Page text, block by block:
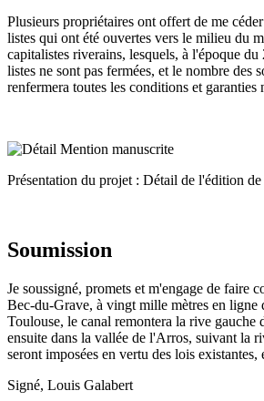
Plusieurs propriétaires ont offert de me
listes qui ont été ouvertes vers le milieu du
capitalistes riverains, lesquels, à l'époque
listes ne sont pas fermées, et le nombre
renfermera toutes les conditions et
Présentation du projet : Détail de l'édition
Soumission
Je soussigné, promets et m'engage de faire
Bec-du-Grave, à vingt mille mètres en ligne
Toulouse, le canal remontera la rive gauche
ensuite dans la vallée de l'Arros, suivant la
seront imposées en vertu des lois
Signé, Louis Galabert